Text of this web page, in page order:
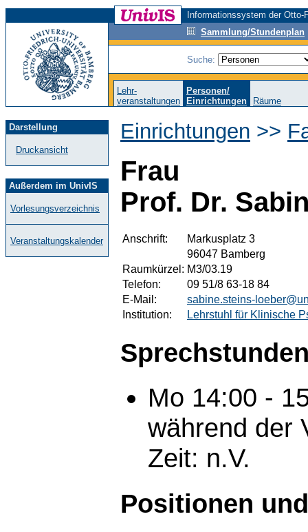
Informationssystem der
Sammlung/Stundenplan
Suche:
Lehr-
veranstaltungen
Personen/
Einrichtungen
Räume
Darstellung
Druckansicht
Außerdem im UnivIS
Vorlesungsverzeichnis
Veranstaltungskalender
Einrichtungen >>
Frau
Prof. Dr.
Anschrift:
Markusplatz 3
96047 Bamberg
Raumkürzel: M3/03.19
Telefon:
09 51/8 63-18 84
E-Mail:
sabine.steins-
Institution:
Lehrstuhl für Klinische
Mo 14:00 -
während der
Zeit: n.V.
Positionen